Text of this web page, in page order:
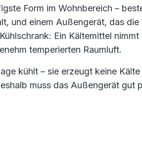
Form im Wohnbereich –
und einem Außengerät, das
Ein Kältemittel
temperierten Raumluft.
kühlt – sie erzeugt keine
muss das Außengerät gut